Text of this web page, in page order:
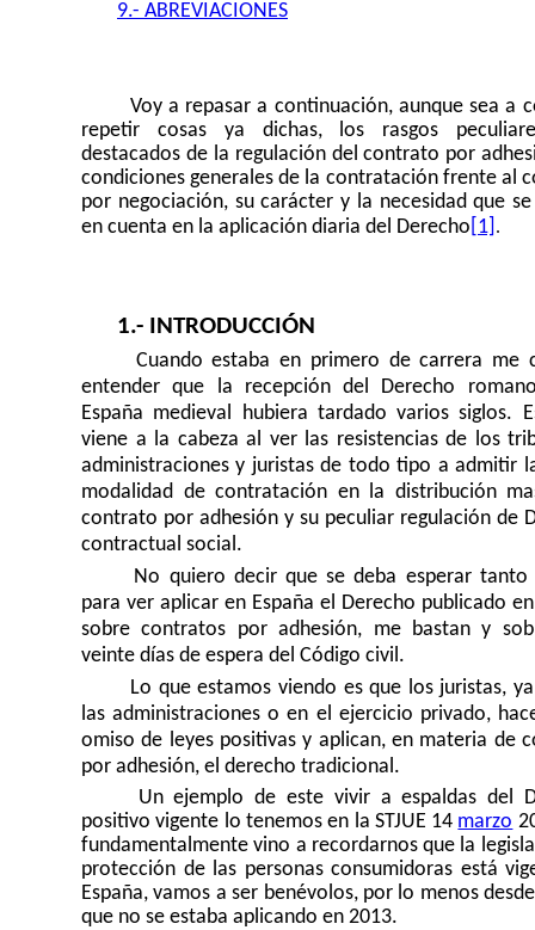
9.- ABREVIACIONES
Voy a repasar a continuación, aunque sea a
repetir cosas ya dichas, los rasgos
destacados de la regulación del contrato por
condiciones generales de la contratación frente al
por negociación, su carácter y la necesidad que
en cuenta en la aplicación diaria del Derecho [1] .
1.- INTRODUCCIÓN
Cuando estaba en primero de carrera me
entender que la recepción del Derecho
España medieval hubiera tardado varios siglos.
viene a la cabeza al ver las resistencias de los
administraciones y juristas de todo tipo a admitir
modalidad de contratación en la distribución
contrato por adhesión y su peculiar regulación de
contractual social.
No quiero decir que se deba esperar tanto
para ver aplicar en España el Derecho publicado
sobre contratos por adhesión, me bastan y
veinte días de espera del Código civil.
Lo que estamos viendo es que los juristas,
las administraciones o en el ejercicio privado,
omiso de leyes positivas y aplican, en materia de
por adhesión, el derecho tradicional.
Un ejemplo de este vivir a espaldas del
positivo vigente lo tenemos en la STJUE 14 marzo
fundamentalmente vino a recordarnos que la
protección de las personas consumidoras está
España, vamos a ser benévolos, por lo menos
que no se estaba aplicando en 2013.